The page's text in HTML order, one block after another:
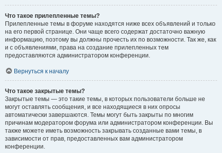
Что такое прилепленные темы?
Прилепленные темы в форуме находятся ниже всех объявлений и только
на его первой странице. Они чаще всего содержат достаточно важную
информацию, поэтому вы должны прочесть их по возможности. Так же, как
и с объявлениями, права на создание прилепленных тем
предоставляются администратором конференции.
Вернуться к началу
Что такое закрытые темы?
Закрытые темы — это такие темы, в которых пользователи больше не
могут оставлять сообщения, и все находящиеся в них опросы
автоматически завершаются. Темы могут быть закрыты по многим
причинам модератором форума или администратором конференции. Вы
также можете иметь возможность закрывать созданные вами темы, в
зависимости от прав, предоставленных вам администратором
конференции.